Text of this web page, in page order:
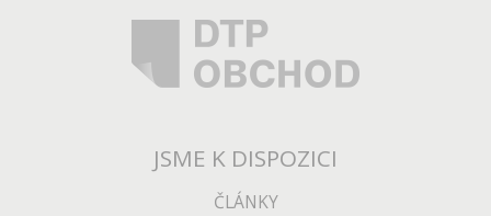
JSME K DISPOZICI
ČLÁNKY